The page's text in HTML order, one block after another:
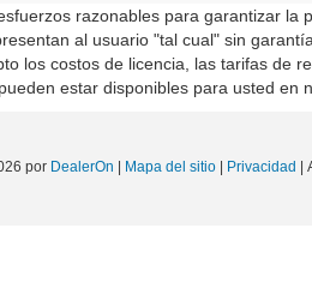
razonables para garantizar
al usuario "tal cual" sin
los costos de licencia, las tarifas de
estar disponibles para usted en
por DealerOn Mapa del sitio Privacidad |